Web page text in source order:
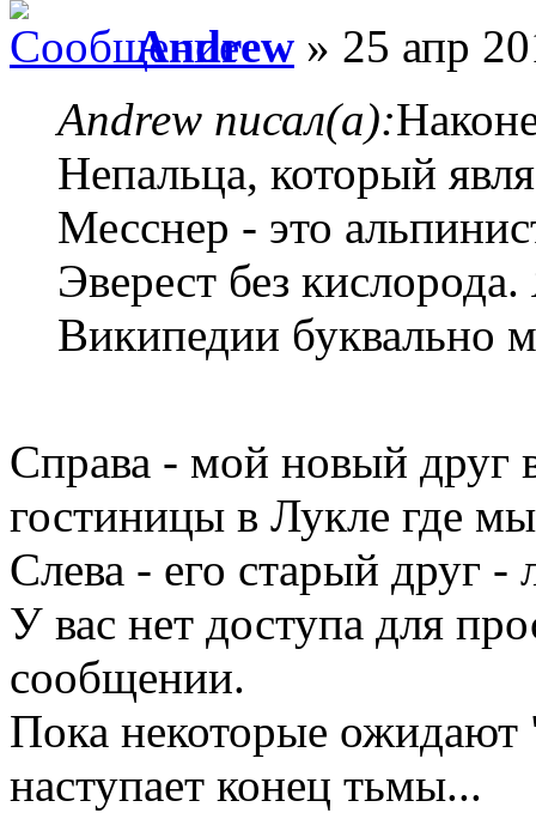
Andrew » 25 апр
Andrew писал(а):
Непальца, который
Месснер - это
Эверест без
Википедии буквально
Справа - мой новый друг
гостиницы в Лукле где
Слева - его старый друг
У вас нет доступа для
сообщении.
Пока некоторые ожидают
наступает конец тьмы...